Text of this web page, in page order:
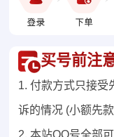
买号前注
1. 付款方式只接受
诉的情况 (小额先
2. 本站QQ号全部